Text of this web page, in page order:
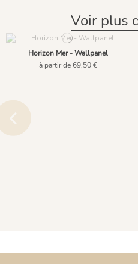
Voir plus
Horizon Mer - Wallpanel
à partir de 69,50 €